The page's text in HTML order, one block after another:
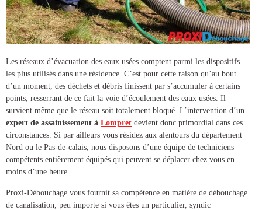
Les réseaux d’évacuation des eaux usées comptent parmi les dispositifs
les plus utilisés dans une résidence. C’est pour cette raison qu’au bout
d’un moment, des déchets et débris finissent par s’accumuler à certains
points, resserrant de ce fait la voie d’écoulement des eaux usées. Il
survient même que le réseau soit totalement bloqué. L’intervention d’un
expert de assainissement à Lompret devient donc primordial dans ces
circonstances. Si par ailleurs vous résidez aux alentours du département
Nord ou le Pas-de-calais, nous disposons d’une équipe de techniciens
compétents entièrement équipés qui peuvent se déplacer chez vous en
moins d’une heure.
Proxi-Débouchage vous fournit sa compétence en matière de débouchage
de canalisation , peu importe si vous êtes un particulier, syndic